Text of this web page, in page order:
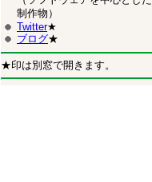
制作物）
Twitter★
ブログ★
★印は別窓で開きます。